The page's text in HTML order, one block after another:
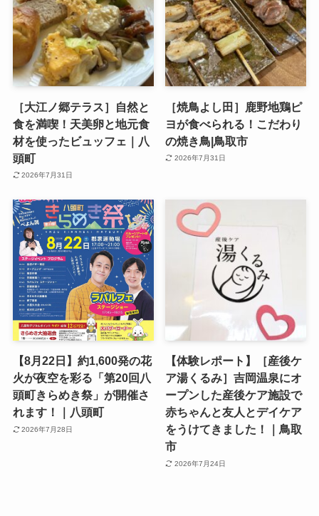
［大江ノ郷テラス］自然と
食を満喫！天美卵と地元食
材を使ったビュッフェ｜八
頭町
2026年7月31日
［焼鳥よし田］鹿野地鶏ピ
ヨが食べられる！こだわり
の焼き鳥|鳥取市
2026年7月31日
【8月22日】約1,600発の花
火が夜空を彩る「第20回八
頭町きらめき祭」が開催さ
れます！｜八頭町
2026年7月28日
【体験レポート】［産後ケ
ア湯くるみ］吉岡温泉にオ
ープンした産後ケア施設で
赤ちゃんと友人とデイケア
をうけてきました！｜鳥取
市
2026年7月24日